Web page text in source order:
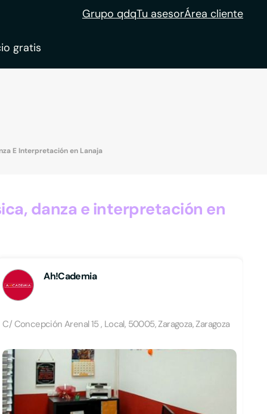
Grupo qdqTu asesorÁrea cliente
gratis
E Interpretación en Lanaja
danza e interpretación en
Ah!Cademia
C/ Concepción Arenal 15 , Local, 50005, Zaragoza, Zaragoza